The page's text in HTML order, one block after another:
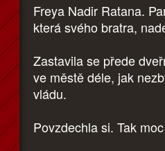
Freya Nadir Ratana.
která svého bratra,
Zastavila se přede
ve městě déle, jak
vládu.
Povzdechla si. Tak